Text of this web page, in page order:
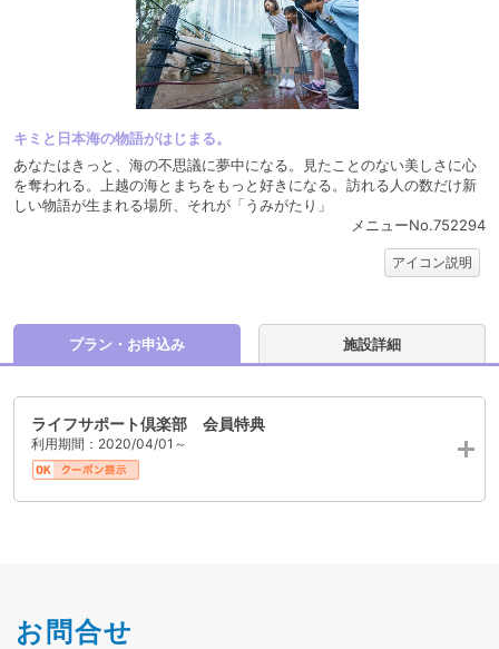
キミと日本海の物語がはじまる。
あなたはきっと、海の不思議に夢中になる。見たことのない美しさに心
を奪われる。上越の海とまちをもっと好きになる。訪れる人の数だけ新
しい物語が生まれる場所、それが「うみがたり」
メニューNo.752294
アイコン説明
プラン・お申込み 施設詳細
ライフサポート倶楽部 会員特典
利用期間：2020/04/01～
お問合せ